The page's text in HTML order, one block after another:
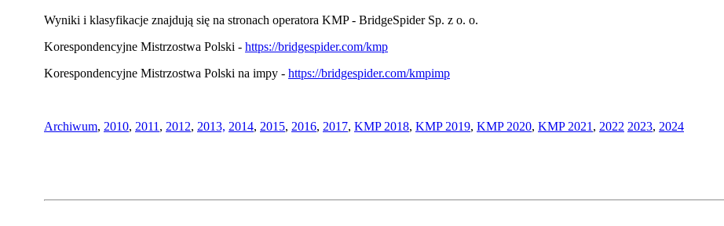
Wyniki i klasyfikacje znajdują się na stronach operatora KMP - BridgeSpider Sp. z o. o.
Korespondencyjne Mistrzostwa Polski - https://bridgespider.com/kmp
Korespondencyjne Mistrzostwa Polski na impy - https://bridgespider.com/kmpimp
Archiwum, 2010, 2011 , 2012, 2013, 2014, 2015, 2016, 2017, KMP 2018, KMP 2019, KMP 2020, KMP 2021 , 2022 2023, 2024